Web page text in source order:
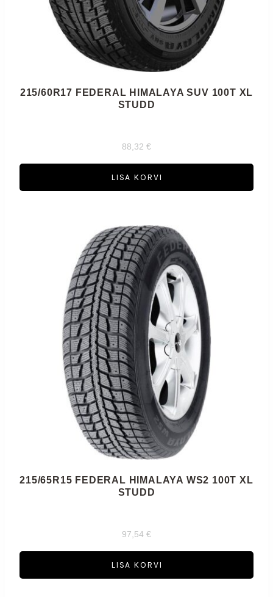
215/60R17 FEDERAL HIMALAYA SUV 100T XL
STUDD
88,32 €
LISA KORVI
215/65R15 FEDERAL HIMALAYA WS2 100T XL
STUDD
97,54 €
LISA KORVI